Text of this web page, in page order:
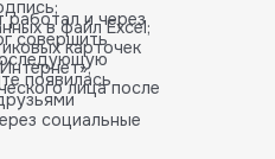
в файл Excel;
карточек
лица после
работал и через
совершить
появилась
социальные